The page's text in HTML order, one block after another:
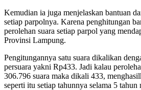
Kemudian ia juga menjelaskan bantuan
setiap parpolnya. Karena penghitungan
perolehan suara setiap parpol yang
Provinsi Lampung.
Pengitungannya satu suara dikalikan
persuara yakni Rp433. Jadi kalau
306.796 suara maka dikali 433,
seperti itu setiap tahunnya selama 5 tahun